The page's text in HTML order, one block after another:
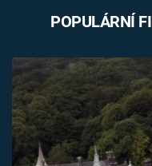
POPULÁRNÍ